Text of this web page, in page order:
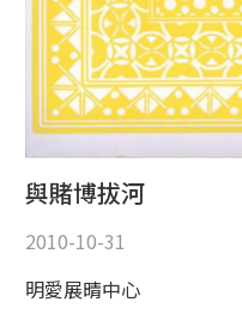
與賭博拔河
2010-10-31
明愛展晴中心